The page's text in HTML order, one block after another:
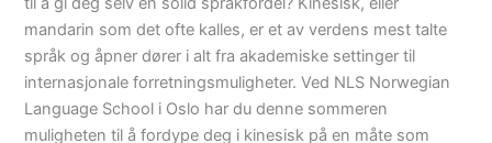
mandarin som det ofte kalles, er et av verdens mest talte
språk og åpner dører i alt fra akademiske settinger til
internasjonale forretningsmuligheter. Ved NLS Norwegian
Language School i Oslo har du denne sommeren
muligheten til å fordype deg i kinesisk på en måte som